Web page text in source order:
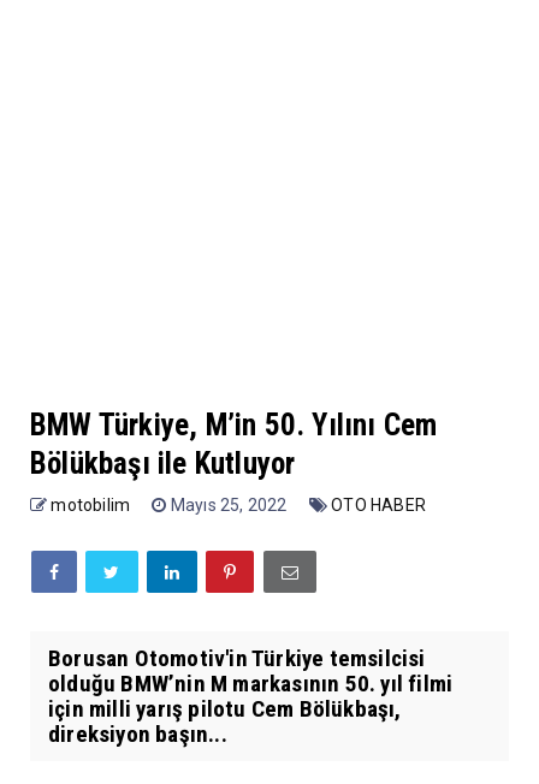
BMW Türkiye, M’in 50. Yılını Cem
Bölükbaşı ile Kutluyor
motobilim Mayıs 25, 2022 OTO HABER
Borusan Otomotiv'in Türkiye temsilcisi
olduğu BMW’nin M markasının 50. yıl filmi
için milli yarış pilotu Cem Bölükbaşı,
direksiyon başın...